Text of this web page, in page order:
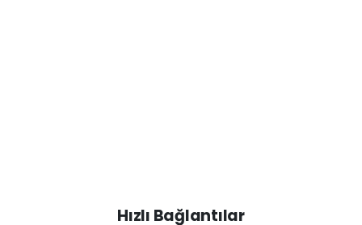
Hızlı Bağlantılar